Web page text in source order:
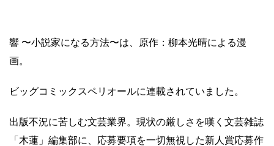
響 〜小説家になる方法〜は、原作：柳本光晴による漫
画。
ビッグコミックスペリオールに連載されていました。
出版不況に苦しむ文芸業界。現状の厳しさを嘆く文芸雑誌
「木蓮」編集部に、応募要項を一切無視した新人賞応募作